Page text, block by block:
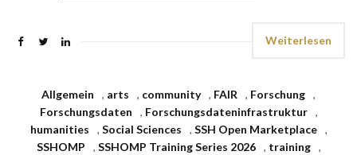
Weiterlesen
Allgemein , arts , community , FAIR , Forschung ,
Forschungsdaten
, Forschungsdateninfrastruktur
,
humanities
, Social Sciences , SSH Open Marketplace
,
SSHOMP
, SSHOMP Training Series 2026 , training
,